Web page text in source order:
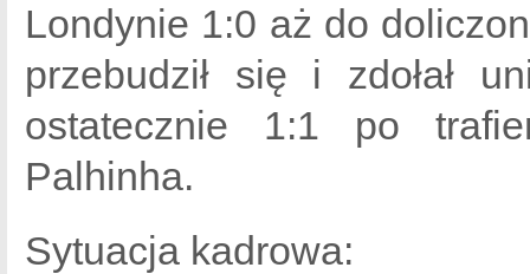
Londynie 1:0 aż do
przebudził się i zdołał
ostatecznie 1:1 po
Palhinha.
Sytuacja kadrowa: